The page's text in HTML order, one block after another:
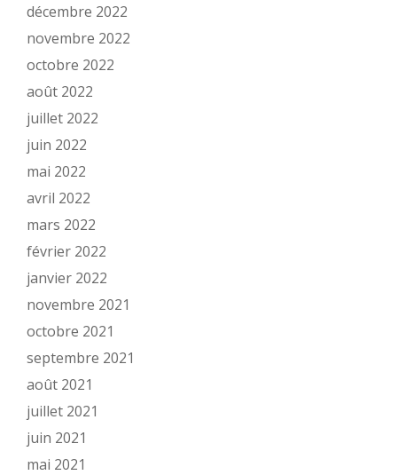
décembre 2022
novembre 2022
octobre 2022
août 2022
juillet 2022
juin 2022
mai 2022
avril 2022
mars 2022
février 2022
janvier 2022
novembre 2021
octobre 2021
septembre 2021
août 2021
juillet 2021
juin 2021
mai 2021